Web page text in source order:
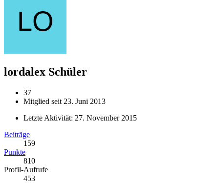
lordalex Schüler
37
Mitglied seit 23. Juni 2013
Letzte Aktivität: 27. November 2015
Beiträge
159
Punkte
810
Profil-Aufrufe
453